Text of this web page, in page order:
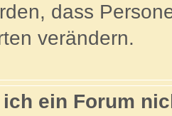
dass
verändern.
ein Forum